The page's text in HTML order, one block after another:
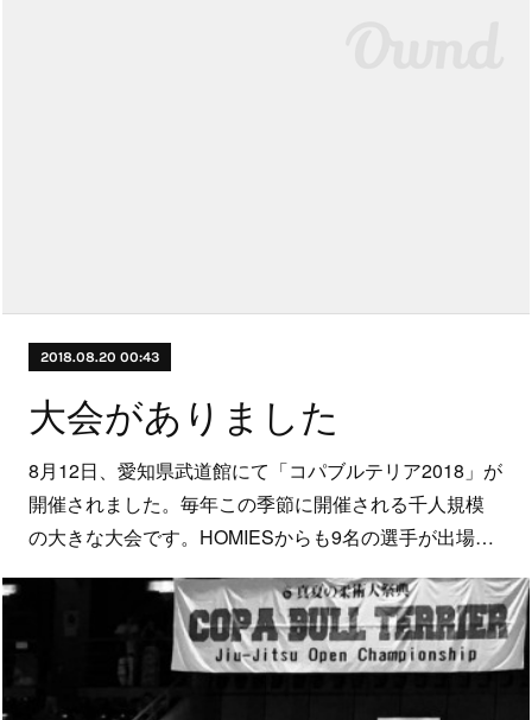
2018.08.20 00:43
大会がありました
8月12日、愛知県武道館にて「コパブルテリア2018」が
開催されました。毎年この季節に開催される千人規模
の大きな大会です。HOMIESからも9名の選手が出場…